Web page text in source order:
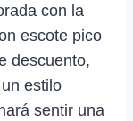
con la
escote pico
descuento,
estilo
sentir una